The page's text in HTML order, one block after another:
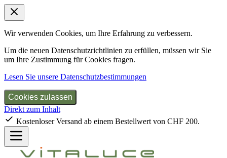
Wir verwenden Cookies, um Ihre Erfahrung zu verbessern.
Um die neuen Datenschutzrichtlinien zu erfüllen, müssen wir Sie
um Ihre Zustimmung für Cookies fragen.
Lesen Sie unsere Datenschutzbestimmungen
Cookies zulassen
Direkt zum Inhalt
Kostenloser Versand ab einem Bestellwert von CHF 200.